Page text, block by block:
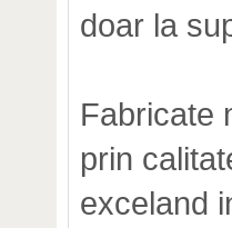
doar la
Fabricate
prin
exceland